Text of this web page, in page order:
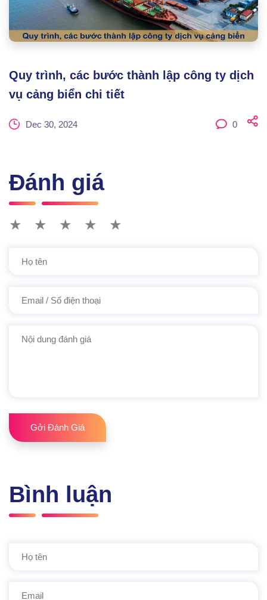
Quy trình, các bước thành lập công ty dịch
vụ cảng biển chi tiết
Dec 30, 2024 0
Đánh giá
★ ★ ★ ★ ★
Gởi Đánh Giá
Bình luận